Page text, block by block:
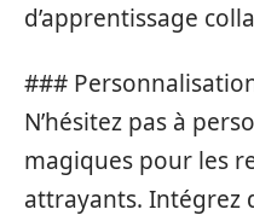
d’apprentissage
###
N’hésitez pas à
magiques pour les
attrayants. Intégrez